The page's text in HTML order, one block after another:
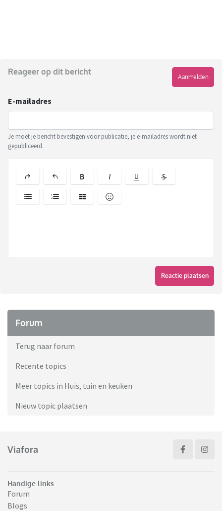
Reageer op dit bericht
Aanmelden
E-mailadres
Je moet je bericht bevestigen voor publicatie, je e-mailadres wordt niet
gepubliceerd.
Reactie plaatsen
Forum
Terug naar forum
Recente topics
Meer topics in Huis, tuin en keuken
Nieuw topic plaatsen
Viafora
Handige links
Forum
Blogs